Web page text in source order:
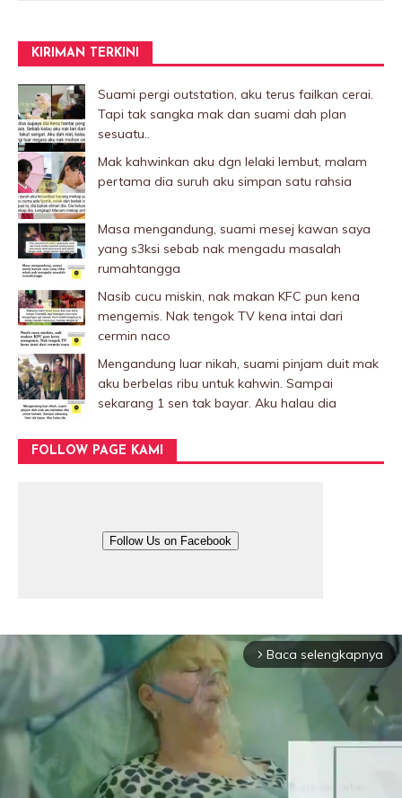
KIRIMAN TERKINI
Suami pergi outstation, aku terus failkan cerai.
Tapi tak sangka mak dan suami dah plan
sesuatu..
Mak kahwinkan aku dgn lelaki Iembut, malam
pertama dia suruh aku simpan satu rahsia
Masa mengandung, suami mesej kawan saya
yang s3ksi sebab nak mengadu masalah
rumahtangga
Nasib cucu miskin, nak makan KFC pun kena
mengemis. Nak tengok TV kena intai dari
cermin naco
Mengandung luar nikah, suami pinjam duit mak
aku berbelas ribu untuk kahwin. Sampai
sekarang 1 sen tak bayar. Aku halau dia
FOLLOW PAGE KAMI
Follow Us on Facebook
arrow_forward_ios Baca selengkapnya